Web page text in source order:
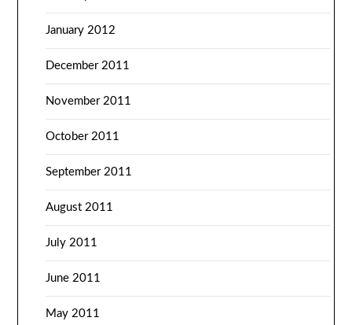
January 2012
December 2011
November 2011
October 2011
September 2011
August 2011
July 2011
June 2011
May 2011